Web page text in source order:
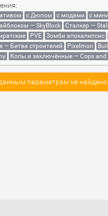
с Дюпом с модами с
— SkyBlock Сталкер —
PVE Зомби апокалипсис
— Битва строителей Pixelmon
Копы и заключённые — Cops and
параметрам не